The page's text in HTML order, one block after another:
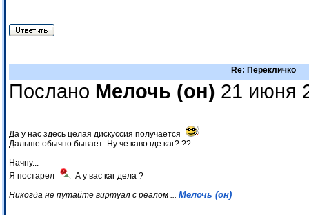
Re: Перекличко
Послано Мелочь (он) 21 июня
Да у нас здесь целая дискуссия получается
Дальше обычно бывает: Ну че каво где каг? ??
Начну...
Я постарел
А у вас каг дела ?
Никогда не путайте виртуал с реалом ... Мелочь (он)